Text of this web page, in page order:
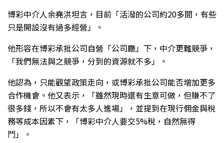
博彩中介人余堯洪坦言，目前「活潑的公司約20多間，有些
只是開設沒有過多經營」。
他形容在博彩承批公司自營「公司廳」下，中介更難競爭，
「我們無法與之競爭，分到的資源就不多」。
他認為，只能觀望政策走向，或博彩承批公司能否增加更多
合作機會。他又表示，「雖然現時還有生意可做，但賺不了
很多錢，所以不會有太多人進場」，並提到在現行佣金與稅
務等成本因素下，「博彩中介人要交5%稅，自然無得
鬥」。